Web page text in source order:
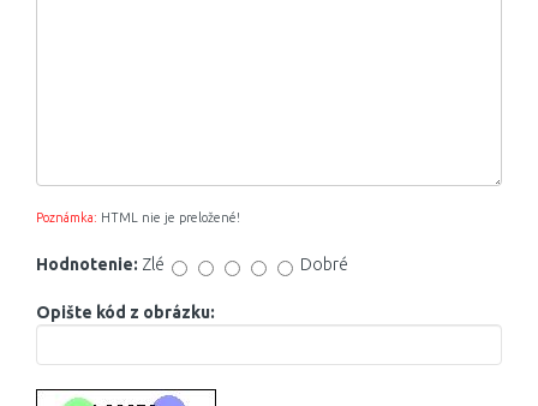
Poznámka: HTML nie je preložené!
Hodnotenie: Zlé Dobré
Opište kód z obrázku: